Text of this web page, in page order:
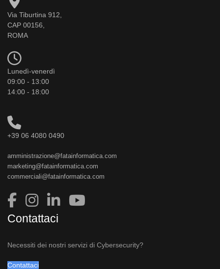
Via Tiburtina 912,
CAP 00156,
ROMA
Lunedì-venerdì
09:00 - 13:00
14:00 - 18:00
+39 06 4080 0490
amministrazione@fatainformatica.com
marketing@fatainformatica.com
commerciali@fatainformatica.com
Contattaci
Necessiti dei nostri servizi di Cybersecurity?
Contattaci